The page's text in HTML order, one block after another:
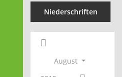
Niederschriften
August